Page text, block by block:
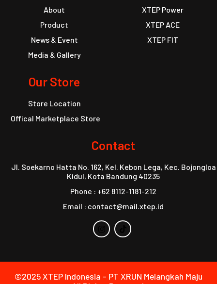
About
Product
News & Event
Media & Gallery
XTEP Power
XTEP ACE
XTEP FIT
Our Store
Store Location
Offical Marketplace Store
Contact
Jl. Soekarno Hatta No. 162, Kel. Kebon Lega, Kec. Bojongloa
Kidul, Kota Bandung 40235
Phone : +62 8112-1181-212
Email : contact@mail.xtep.id
©2025 XTEP Indonesia - PT XRUN Melangkah Maju